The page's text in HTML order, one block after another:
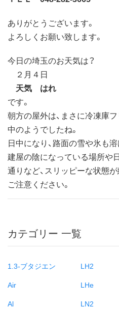
ありがとうございます。
よろしくお願い致します。
今日の埼玉のお天気は？
２月４日
天気 はれ
です。
朝方の屋外は、まさに冷凍庫
中のようでしたね。
日中になり、路面の雪や氷も
建屋の陰になっている場所や
通りなど、スリッピーな状態
ご注意ください。
カテゴリー 一覧
1.3-ブタジエン
Air
Al
LH2
LHe
LN2